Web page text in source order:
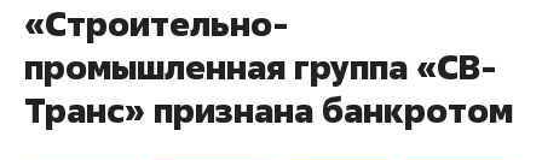
«Строительно-
промышленная группа «СВ-
Транс» признана банкротом